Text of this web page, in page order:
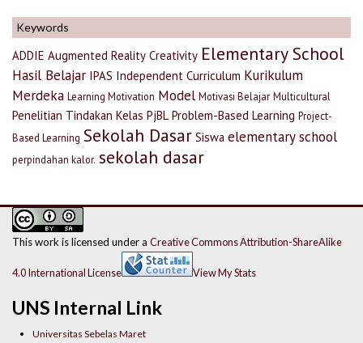
Keywords
ADDIE Augmented Reality Creativity Elementary School
Hasil Belajar IPAS Independent Curriculum Kurikulum
Merdeka Learning Motivation Model Motivasi Belajar Multicultural
Penelitian Tindakan Kelas PjBL Problem-Based Learning Project-
Based Learning Sekolah Dasar Siswa elementary school
perpindahan kalor. sekolah dasar
UNS Internal Link
Universitas Sebelas Maret
This work is licensed under a Creative Commons Attribution-ShareAlike
4.0 International License View My Stats